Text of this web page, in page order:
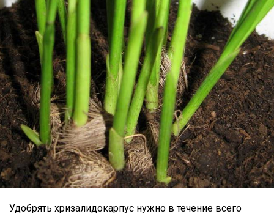
Удобрять хризалидокарпус нужно в течение всего